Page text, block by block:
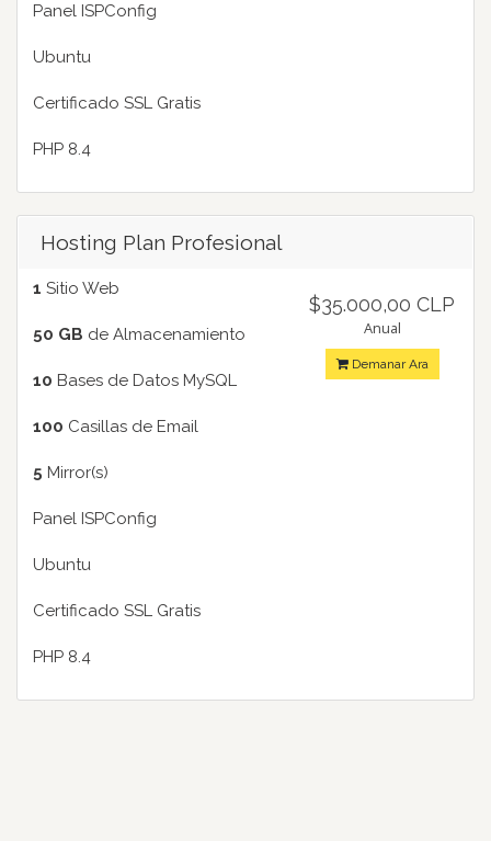
Panel ISPConfig
Ubuntu
Certificado SSL Gratis
PHP 8.4
Hosting Plan Profesional
1 Sitio Web
50 GB de Almacenamiento
10 Bases de Datos MySQL
100 Casillas de Email
5 Mirror(s)
Panel ISPConfig
Ubuntu
Certificado SSL Gratis
PHP 8.4
$35.000,00 CLP
Anual
Demanar Ara